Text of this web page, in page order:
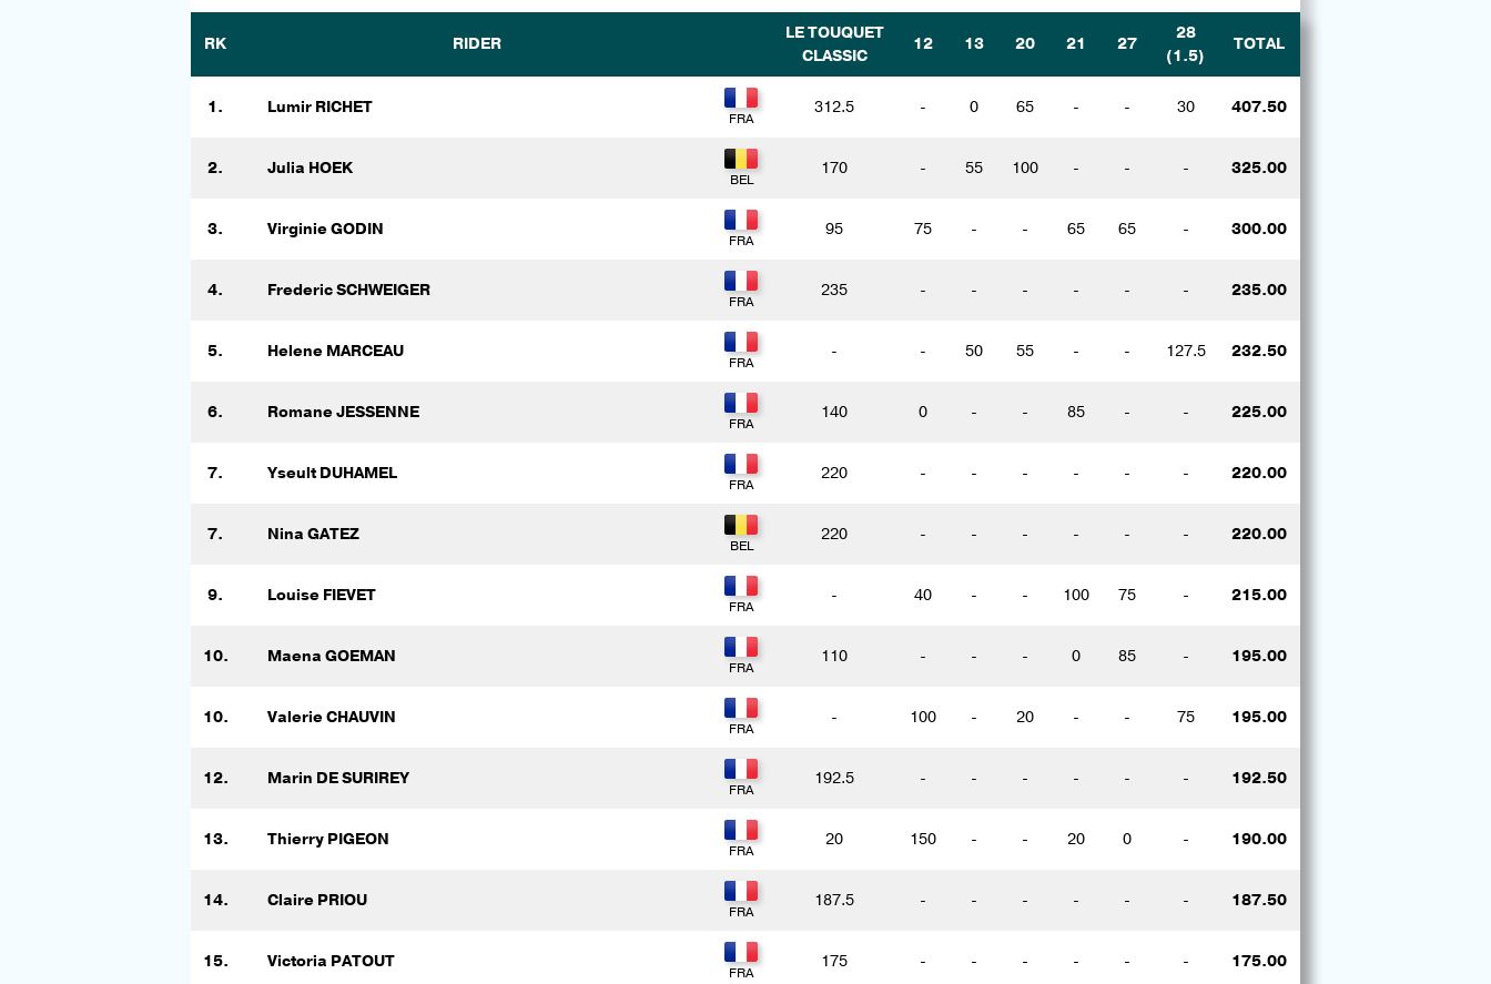
RK RIDER
LE TOUQUET
CLASSIC
12 13 20 21 27
28
(1.5)
TOTAL
1. Lumir RICHET 312.5 - 0 65 - - 30 407.50
2. Julia HOEK 170 - 55 100 - - - 325.00
3. Virginie GODIN 95 75 - - 65 65 - 300.00
4. Frederic SCHWEIGER 235 - - - - - - 235.00
5. Helene MARCEAU - - 50 55 - - 127.5 232.50
6. Romane JESSENNE 140 0 - - 85 - - 225.00
7. Yseult DUHAMEL 220 - - - - - - 220.00
7. Nina GATEZ 220 - - - - - - 220.00
9. Louise FIEVET - 40 - - 100 75 - 215.00
10. Maena GOEMAN 110 - - - 0 85 - 195.00
10. Valerie CHAUVIN - 100 - 20 - - 75 195.00
12. Marin DE SURIREY 192.5 - - - - - - 192.50
13. Thierry PIGEON 20 150 - - 20 0 - 190.00
14. Claire PRIOU 187.5 - - - - - - 187.50
15. Victoria PATOUT 175 - - - - - - 175.00